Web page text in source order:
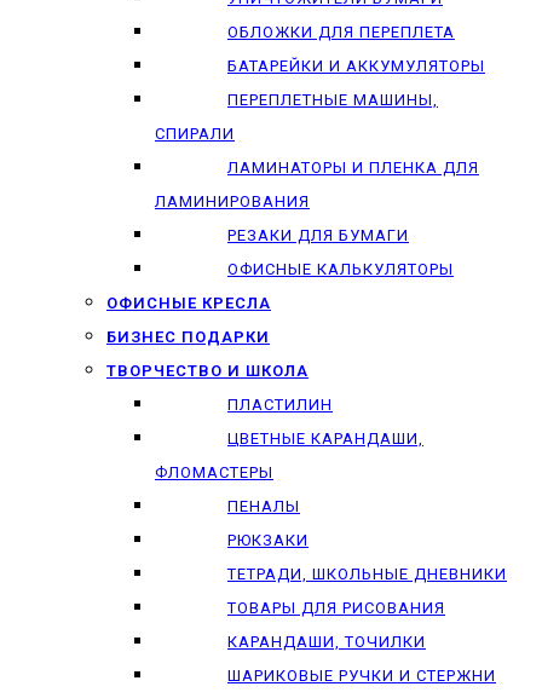
ОБЛОЖКИ ДЛЯ ПЕРЕПЛЕТА
БАТАРЕЙКИ И АККУМУЛЯТОРЫ
ПЕРЕПЛЕТНЫЕ МАШИНЫ,
СПИРАЛИ
ЛАМИНАТОРЫ И ПЛЕНКА ДЛЯ
ЛАМИНИРОВАНИЯ
РЕЗАКИ ДЛЯ БУМАГИ
ОФИСНЫЕ КАЛЬКУЛЯТОРЫ
ОФИСНЫЕ КРЕСЛА
БИЗНЕС ПОДАРКИ
ТВОРЧЕСТВО И ШКОЛА
ПЛАСТИЛИН
ЦВЕТНЫЕ КАРАНДАШИ,
ФЛОМАСТЕРЫ
ПЕНАЛЫ
РЮКЗАКИ
ТЕТРАДИ, ШКОЛЬНЫЕ ДНЕВНИКИ
ТОВАРЫ ДЛЯ РИСОВАНИЯ
КАРАНДАШИ, ТОЧИЛКИ
ШАРИКОВЫЕ РУЧКИ И СТЕРЖНИ